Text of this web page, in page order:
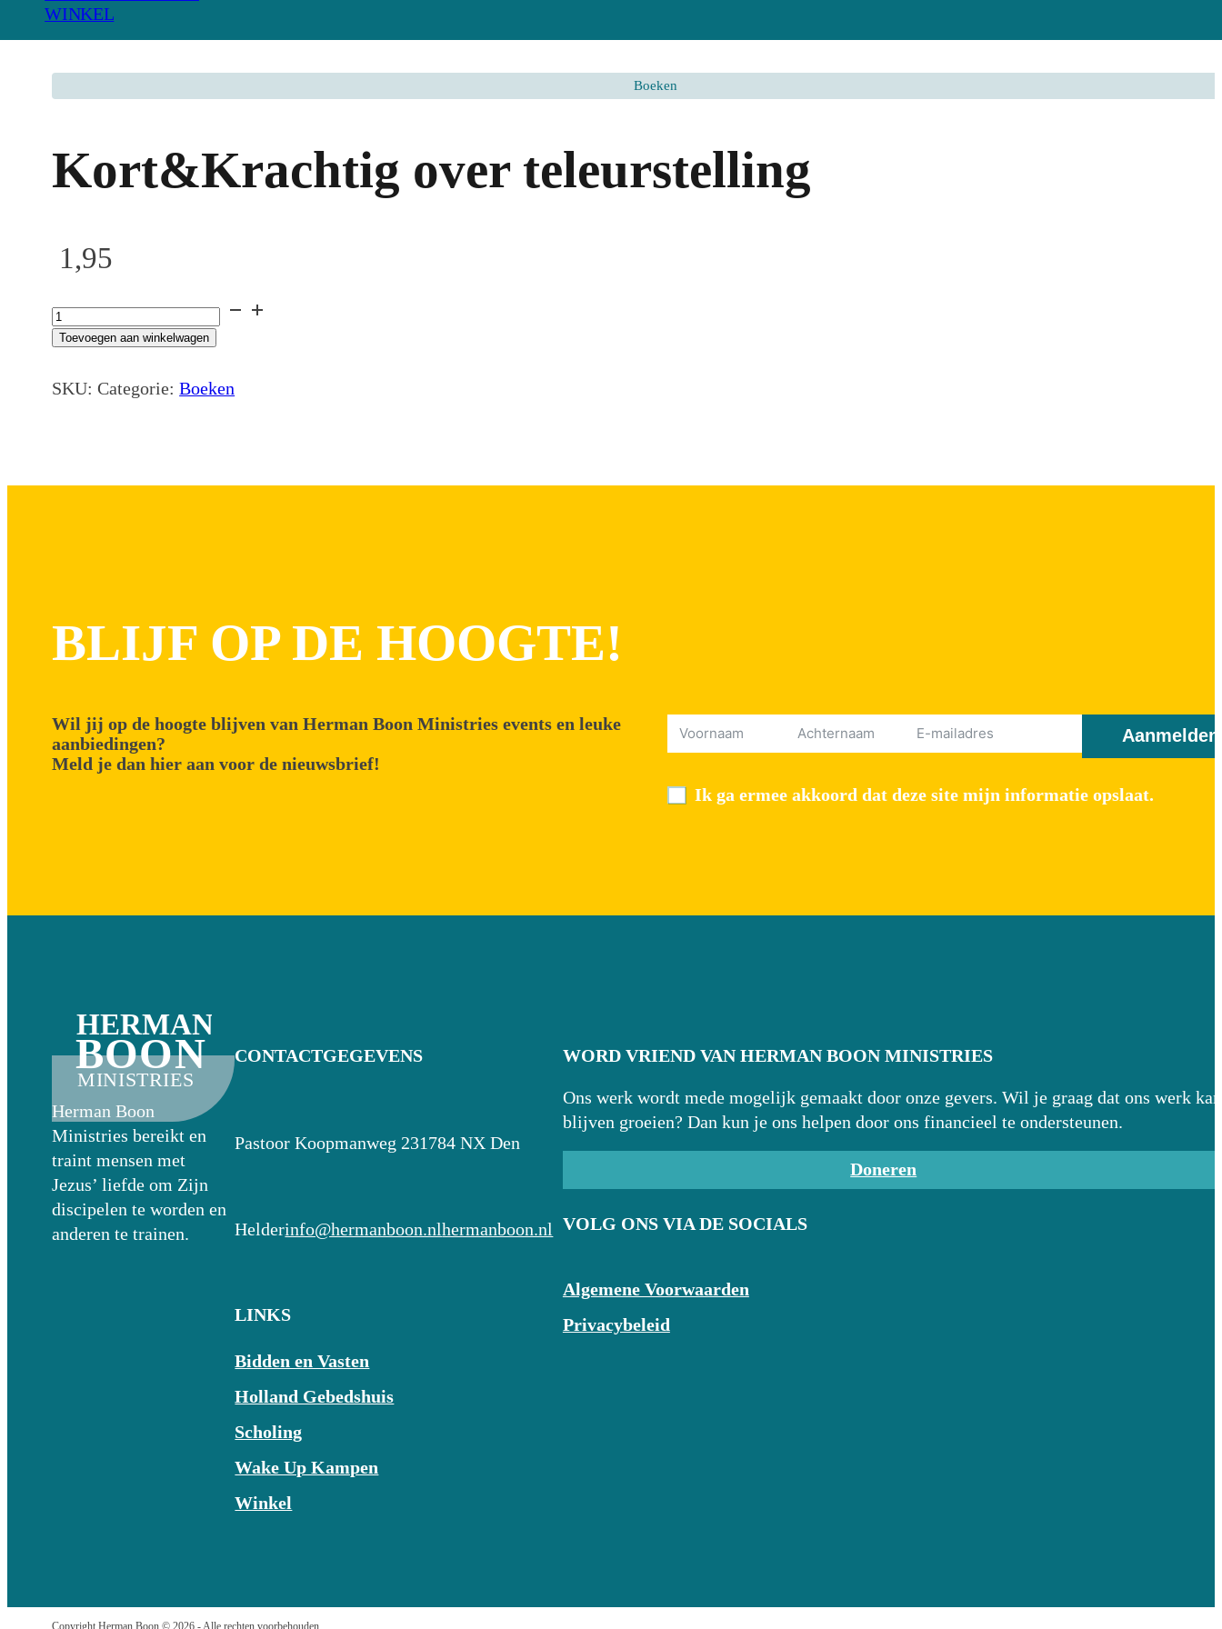
WINKEL
Boeken
Kort&Krachtig over teleurstelling
1,95
Kort&Krachtig
over
teleurstelling
Toevoegen aan winkelwagen
SKU:Categorie:Boeken
BLIJF OP DE HOOGTE!
Wil jij op de hoogte blijven van Herman Boon Ministries events en leuke
aanbiedingen?
Meld je dan hier aan voor de nieuwsbrief!
Aanmelden
Ik ga ermee akkoord dat deze site mijn informatie opslaat.
MINISTRIES
BOON
HERMAN
Herman Boon
Ministries bereikt en
traint mensen met
Jezus’ liefde om Zijn
discipelen te worden en
anderen te trainen.
CONTACTGEGEVENS
Pastoor Koopmanweg 231784 NX Den
Helderinfo@hermanboon.nlhermanboon.nl
LINKS
Bidden en Vasten
Holland Gebedshuis
Scholing
Wake Up Kampen
Winkel
WORD VRIEND VAN HERMAN BOON MINISTRIES
Ons werk wordt mede mogelijk gemaakt door onze gevers. Wil je graag dat ons werk kan
blijven groeien? Dan kun je ons helpen door ons financieel te ondersteunen.
Doneren
VOLG ONS VIA DE SOCIALS
Algemene Voorwaarden
Privacybeleid
Copyright Herman Boon © 2026 - Alle rechten voorbehouden